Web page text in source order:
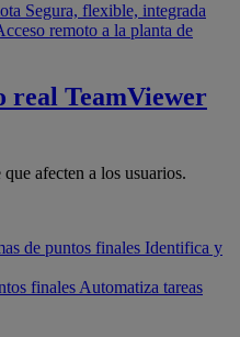
Segura, flexible, integrada
remoto a la planta de
real TeamViewer
afecten a los usuarios.
de puntos finales Identifica y
finales Automatiza tareas